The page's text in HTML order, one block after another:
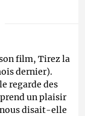
film, Tirez la
dernier).
regarde des
un plaisir
disait-elle